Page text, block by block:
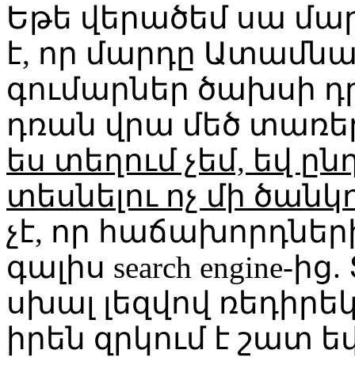
Եթե վերածեմ սա
է, որ մարդը
գումարներ ծախսի
դռան վրա մեծ
ես տեղում չեմ, եվ
տեսնելու ոչ մի
չէ, որ
գալիս search engine-
սխալ լեզվով
իրեն զրկում է շատ